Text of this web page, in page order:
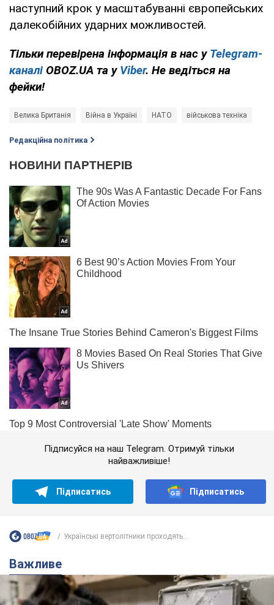
наступний крок у масштабуванні європейських
далекобійних ударних можливостей.
Тільки перевірена інформація в нас у Telegram-
каналі OBOZ.UA та у Viber. Не ведіться на
фейки!
Велика Британія Війна в Україні НАТО військова техніка
Редакційна політика
Підписуйся на наш Telegram. Отримуй тільки
найважливіше!
Підписатись Підписатись
Українські вертолітники проходять...
Важливе